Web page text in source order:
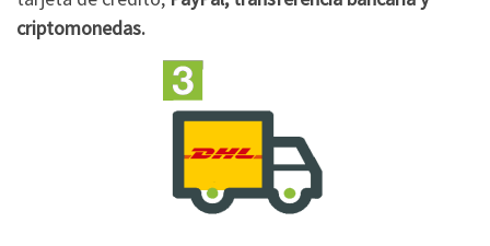
criptomonedas.